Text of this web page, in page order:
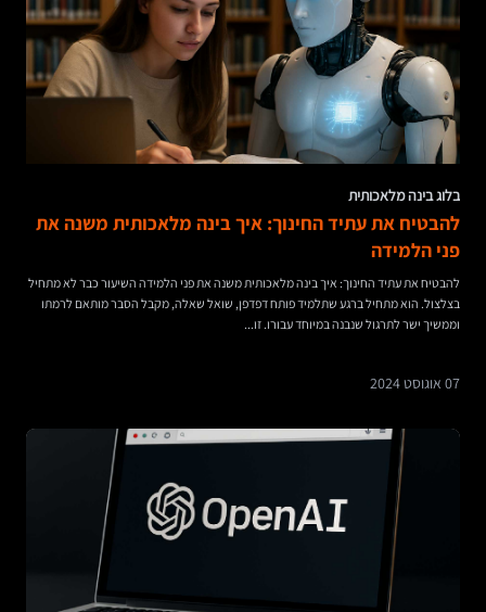
בלוג בינה מלאכותית
להבטיח את עתיד החינוך: איך בינה מלאכותית משנה את
פני הלמידה
להבטיח את עתיד החינוך: איך בינה מלאכותית משנה את פני הלמידה השיעור כבר לא מתחיל
בצלצול. הוא מתחיל ברגע שתלמיד פותח דפדפן, שואל שאלה, מקבל הסבר מותאם לרמתו
וממשיך ישר לתרגול שנבנה במיוחד עבורו. זו...
07 אוגוסט 2024